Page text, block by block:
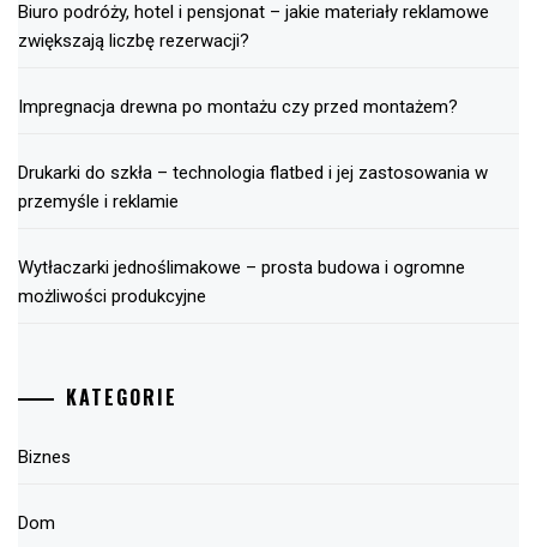
Biuro podróży, hotel i pensjonat – jakie materiały reklamowe
zwiększają liczbę rezerwacji?
Impregnacja drewna po montażu czy przed montażem?
Drukarki do szkła – technologia flatbed i jej zastosowania w
przemyśle i reklamie
Wytłaczarki jednoślimakowe – prosta budowa i ogromne
możliwości produkcyjne
KATEGORIE
Biznes
Dom